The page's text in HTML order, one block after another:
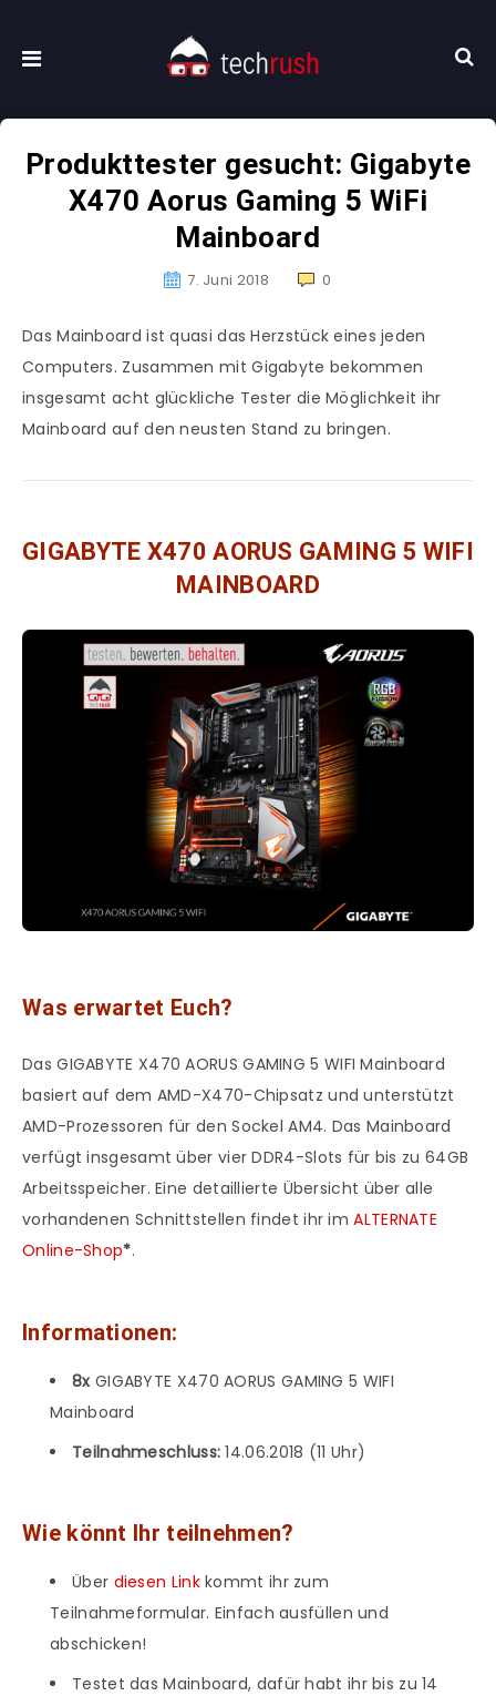
Produkttester gesucht: Gigabyte
X470 Aorus Gaming 5 WiFi
Mainboard
7. Juni 2018 0
Das Mainboard ist quasi das Herzstück eines jeden
Computers. Zusammen mit Gigabyte bekommen
insgesamt acht glückliche Tester die Möglichkeit ihr
Mainboard auf den neusten Stand zu bringen.
GIGABYTE X470 AORUS GAMING 5 WIFI
MAINBOARD
Was erwartet Euch?
Das GIGABYTE X470 AORUS GAMING 5 WIFI Mainboard
basiert auf dem AMD-X470-Chipsatz und unterstützt
AMD-Prozessoren für den Sockel AM4. Das Mainboard
verfügt insgesamt über vier DDR4-Slots für bis zu 64GB
Arbeitsspeicher. Eine detaillierte Übersicht über alle
vorhandenen Schnittstellen findet ihr imALTERNATE
Online-Shop*.
Informationen:
8x GIGABYTE X470 AORUS GAMING 5 WIFI
Mainboard
Teilnahmeschluss: 14.06.2018 (11 Uhr)
Wie könnt Ihr teilnehmen?
Über diesen Linkkommt ihr zum
Teilnahmeformular. Einfach ausfüllen und
abschicken!
Testet das Mainboard, dafür habt ihr bis zu 14